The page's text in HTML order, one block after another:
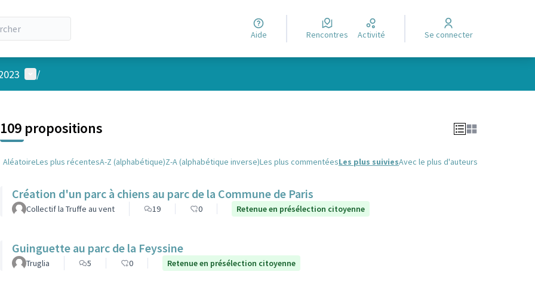
Aide Rencontres Activité Se connecter
Menu utilisateur
/
109 propositions
AléatoireLes plus récentesA-Z (alphabétique)Z-A (alphabétique inverse)Les plus commentéesLes plus suiviesAvec le plus d'auteurs
Création d'un parc à chiens au parc de la Commune de Paris
Collectif la Truffe au vent 19 0 Retenue en présélection citoyenne
Guinguette au parc de la Feyssine
Truglia 5 0 Retenue en présélection citoyenne